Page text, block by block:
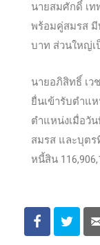
นายสมศักดิ์ เ
พร้อมคู่สมรส มี
บาท ส่วนใหญ่เ
นายอภิสิทธิ์ เว
ยื่นเข้ารับตำแ
ตำแหน่งเมื่อวั
สมรส และบุตร
หนี้สิน